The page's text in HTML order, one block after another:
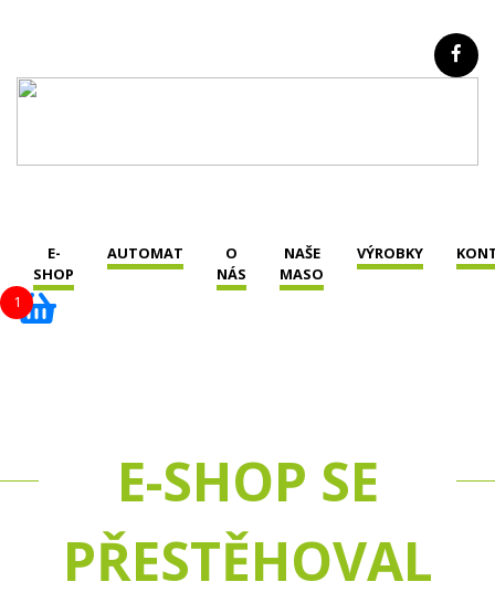
E-
SHOP
AUTOMAT
O
NÁS
NAŠE
MASO
VÝROBKY
1
E-SHOP SE
PŘESTĚHOVAL